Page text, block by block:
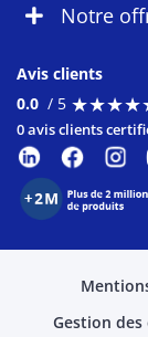
Notre
Avis clients
0.0 / 5 ★★★★
★★★★
0 avis clients
Gestion des